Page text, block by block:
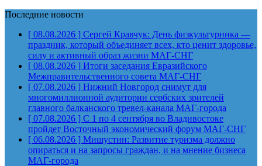
Последние новости
[ 08.08.2026 ] Сергей Кравчук: День физкультурника —
праздник, который объединяет всех, кто ценит здоровье,
силу и активный образ жизни МАГ-СНГ
[ 08.08.2026 ] Итоги заседания Евразийского
Межправительственного совета МАГ-СНГ
[ 07.08.2026 ] Нижний Новгород снимут для
многомиллионной аудитории сербских зрителей
главного балканского тревел-канала МАГ-города
[ 07.08.2026 ] С 1 по 4 сентября во Владивостоке
пройдет Восточный экономический форум МАГ-СНГ
[ 06.08.2026 ] Мишустин: Развитие туризма должно
опираться и на запросы граждан, и на мнение бизнеса
МАГ-города